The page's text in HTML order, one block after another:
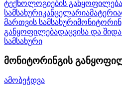
ტექნოლოგიების განყოფილება
სამსახურიკანცელარია
მართვის სამსახური
განყოფილებადაცვისა და
სამსახური
მონიტორინგის
ამობეჭდვა